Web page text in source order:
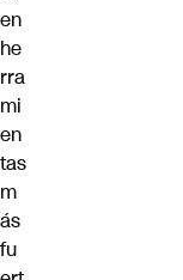
en
he
rra
mi
en
tas
m
ás
fu